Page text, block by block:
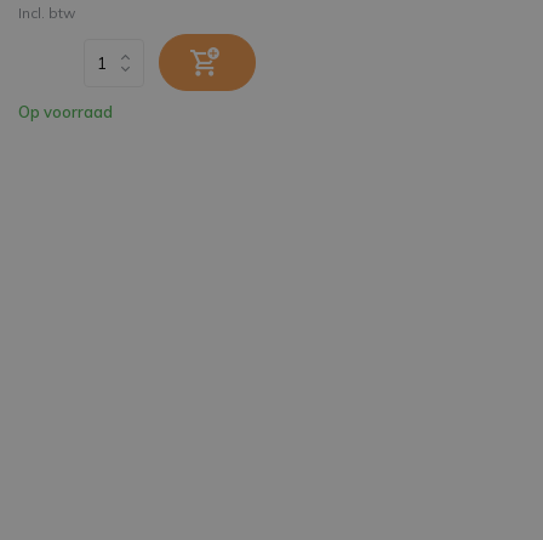
Incl. btw
Op voorraad